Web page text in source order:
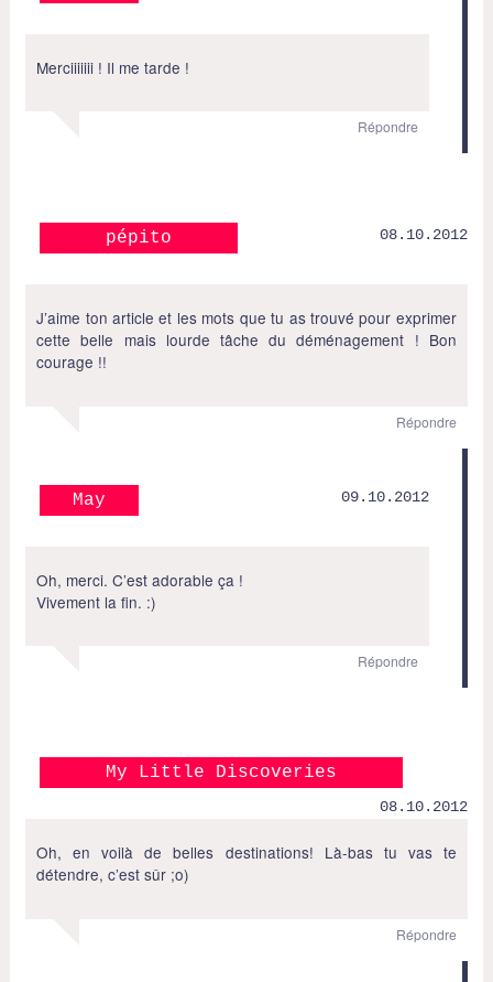
Merciiiiiii ! Il me tarde !
Répondre
pépito 08.10.2012
J’aime ton article et les mots que tu as trouvé pour exprimer
cette belle mais lourde tâche du déménagement ! Bon
courage !!
Répondre
May 09.10.2012
Oh, merci. C’est adorable ça !
Vivement la fin. :)
Répondre
My Little Discoveries
08.10.2012
Oh, en voilà de belles destinations! Là-bas tu vas te
détendre, c’est sûr ;o)
Répondre